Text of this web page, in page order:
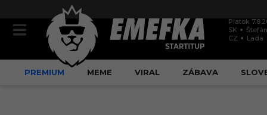
Piatok
SK
CZ
Lada
PREMIUM MEME VIRAL ZÁBAVA